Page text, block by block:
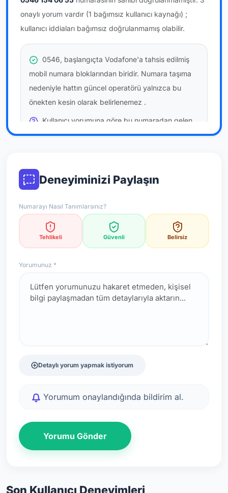
onaylı yorum vardır (1 bağımsız kullanıcı kaynağı) ;
kullanıcı iddiaları bağımsız doğrulanmamış olabilir.
0546, başlangıçta Vodafone'a tahsis edilmiş
mobil numara bloklarından biridir. Numara taşıma
nedeniyle hattın güncel operatörü yalnızca bu
önekten kesin olarak belirlenemez .
Kullanıcı yorumuna göre bu numaradan gelen
çağrılaratemkinli yaklaşmanızönerilir; bu bir site
resmi doğrulama niteliği taşımaz.
*Not: Değerlendirmeler onaylı kullanıcı yorumlarına göre
güncellenir.
Deneyiminizi Paylaşın
Numarayı Nasıl Tanımlarsınız?
Tehlikeli Güvenli Belirsiz
Yorumunuz *
Detaylı yorum yapmak istiyorum
Yorumum onaylandığında bildirim al.
Yorumu Gönder
Son Kullanıcı Deneyimleri